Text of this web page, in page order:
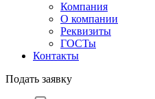
Компания
О компании
Реквизиты
ГОСТы
Контакты
Подать заявку